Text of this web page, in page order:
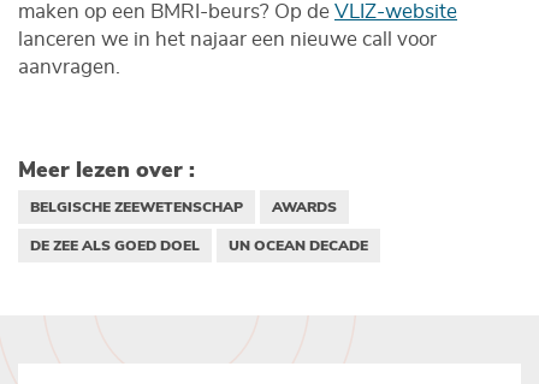
maken op een BMRI-beurs? Op de VLIZ-website
lanceren we in het najaar een nieuwe call voor
aanvragen.
Meer lezen over :
BELGISCHE ZEEWETENSCHAP
AWARDS
DE ZEE ALS GOED DOEL
UN OCEAN DECADE